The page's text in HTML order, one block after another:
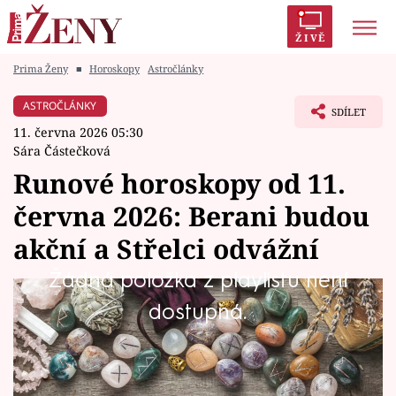
ŽIVĚ
Módní alarm
Témata
Celebrity
Vztahy
Seriály
Prima Ženy ■ Horoskopy Astročlánky
ASTROČLÁNKY
11. června 2026 05:30
Sára Částečková
SDÍLET
Runové horoskopy od 11.
června 2026: Berani budou
akční a Střelci odvážní
Žádná položka z playlistu není
dostupná.
Energie run v těchto dnech urovnává spory a
přináší dobrou náladu. Berani úspěšně
uzavřou dědictví, Lvi hravě zvládnou překážky,
Váhy se spolehnou samy na sebe a Vodnáři se